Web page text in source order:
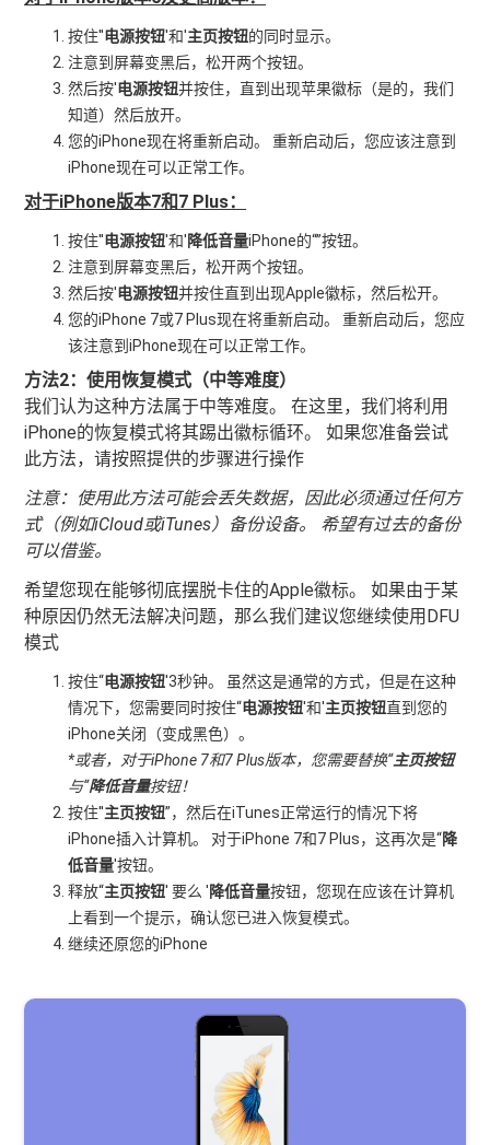
按住''电源按钮'和'主页按钮的同时显示。
注意到屏幕变黑后，松开两个按钮。
然后按'电源按钮并按住，直到出现苹果徽标（是的，我们
知道）然后放开。
您的iPhone现在将重新启动。 重新启动后，您应该注意到
iPhone现在可以正常工作。
对于iPhone版本7和7 Plus：
按住''电源按钮'和'降低音量iPhone的“”按钮。
注意到屏幕变黑后，松开两个按钮。
然后按'电源按钮并按住直到出现Apple徽标，然后松开。
您的iPhone 7或7 Plus现在将重新启动。 重新启动后，您应
该注意到iPhone现在可以正常工作。
方法2：使用恢复模式（中等难度）
我们认为这种方法属于中等难度。 在这里，我们将利用
iPhone的恢复模式将其踢出徽标循环。 如果您准备尝试
此方法，请按照提供的步骤进行操作
注意：使用此方法可能会丢失数据，因此必须通过任何方
式（例如iCloud或iTunes）备份设备。 希望有过去的备份
可以借鉴。
希望您现在能够彻底摆脱卡住的Apple徽标。 如果由于某
种原因仍然无法解决问题，那么我们建议您继续使用DFU
模式
按住“电源按钮'3秒钟。 虽然这是通常的方式，但是在这种
情况下，您需要同时按住“电源按钮'和'主页按钮直到您的
iPhone关闭（变成黑色）。
*或者，对于iPhone 7和7 Plus版本，您需要替换“主页按钮
与“降低音量按钮！
按住''主页按钮”，然后在iTunes正常运行的情况下将
iPhone插入计算机。 对于iPhone 7和7 Plus，这再次是“降
低音量'按钮。
释放“主页按钮' 要么 '降低音量按钮，您现在应该在计算机
上看到一个提示，确认您已进入恢复模式。
继续还原您的iPhone